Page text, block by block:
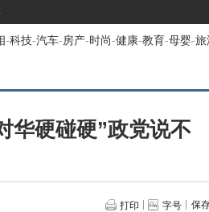
-科技-汽车-房产-时尚-健康-教育-母婴-旅
华硬碰硬”政党说不
打印 字号 保